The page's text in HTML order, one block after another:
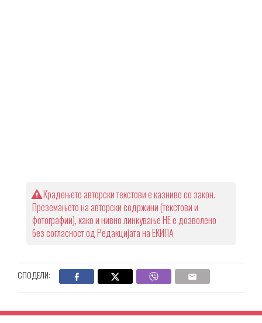
Крадењето авторски текстови е казниво со закон.
Преземањето на авторски содржини (текстови и
фотографии), како и нивно линкување НЕ е дозволено
без согласност од Редакцијата на ЕКИПА
СПОДЕЛИ: